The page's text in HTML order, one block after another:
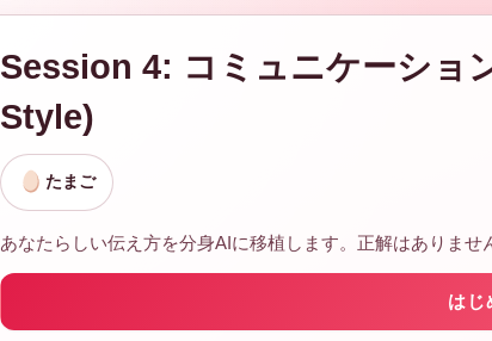
Session 4: コミュニケーショ
Style)
たまご
あなたらしい伝え方を分身AIに移植します。正解はありませ
はじ